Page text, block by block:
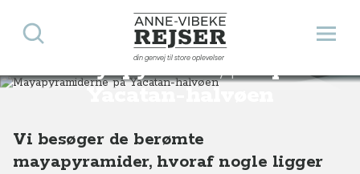
Anne-Vibeke Rejser
din genvej til store oplevelser
Åbn
Søg
Mayapyramiderne på
Yacatan-halvøen
Destinationer Nordamerika Mexico Mayapyramiderne i Mexicos jungle
Vi besøger de berømte
mayapyramider, hvoraf nogle ligger